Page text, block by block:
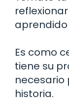
Es como
tiene su
necesario
historia.